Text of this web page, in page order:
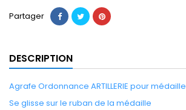
Partager
DESCRIPTION
Agrafe Ordonnance ARTILLERIE pour médaille
Se glisse sur le ruban de la médaille